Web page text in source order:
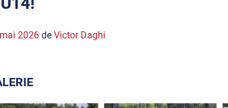
2026de Victor Daghi